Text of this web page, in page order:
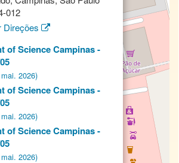
012
Direções
of Science Campinas -
2026)
of Science Campinas -
2026)
of Science Campinas -
2026)